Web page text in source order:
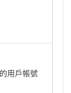
用戶帳號